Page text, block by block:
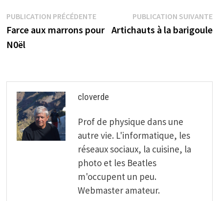
Navigation
de
PUBLICATION PRÉCÉDENTEPublication
précédente :
Farce aux marrons pour
N0ël
PUBLICATION SUIVANTE
Artichauts à la barigoule
cloverde
Prof de physique dans une
autre vie. L'informatique, les
réseaux sociaux, la cuisine, la
photo et les Beatles
m'occupent un peu.
Webmaster amateur.